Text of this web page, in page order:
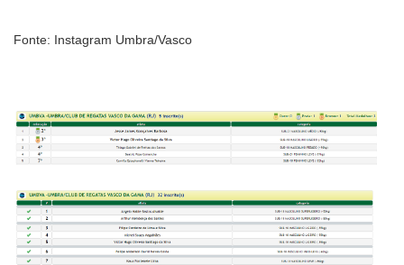
Fonte: Instagram Umbra/Vasco